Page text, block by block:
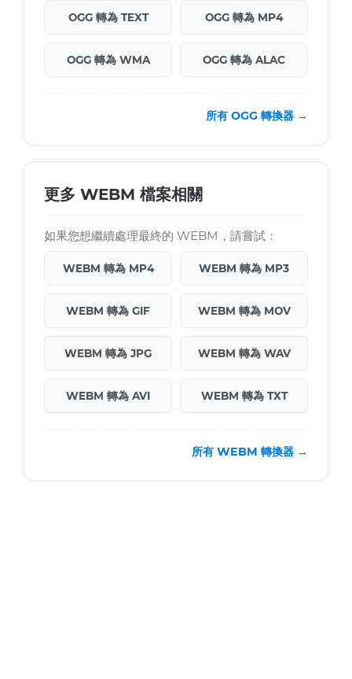
OGG 轉為 TEXT OGG 轉為 MP4
OGG 轉為 WMA OGG 轉為 ALAC
所有 OGG 轉換器 →
更多 WEBM 檔案相關
如果您想繼續處理最終的 WEBM，請嘗試：
WEBM 轉為 MP4 WEBM 轉為 MP3
WEBM 轉為 GIF WEBM 轉為 MOV
WEBM 轉為 JPG WEBM 轉為 WAV
WEBM 轉為 AVI WEBM 轉為 TXT
所有 WEBM 轉換器 →